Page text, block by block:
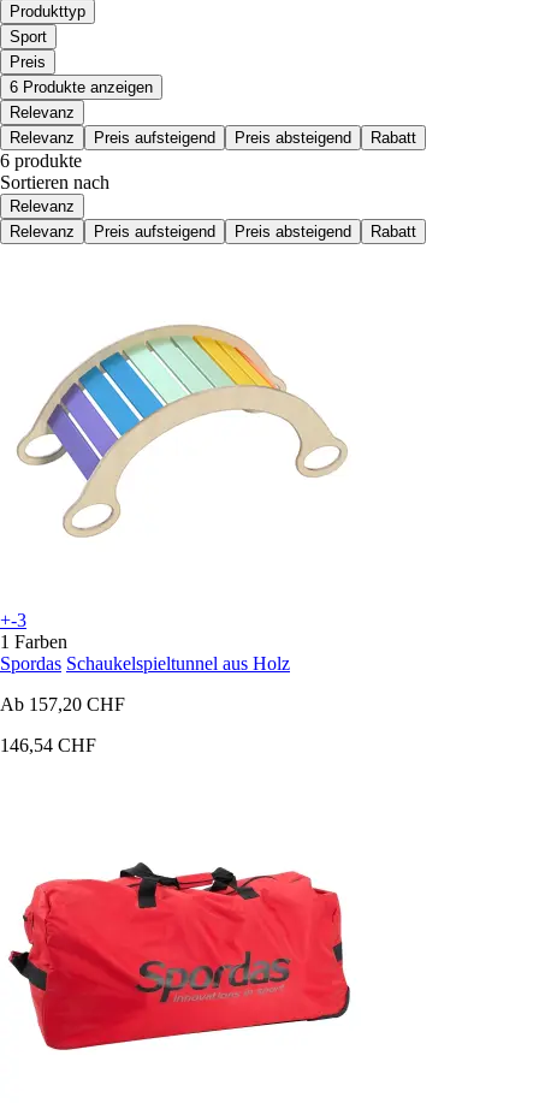
Produkttyp
Sport
Preis
6 Produkte anzeigen
Relevanz
Relevanz
Preis aufsteigend Preis absteigend Rabatt
6 produkte
Sortieren nach
Relevanz
Relevanz
Preis aufsteigend Preis absteigend Rabatt
+-3
1 Farben
Spordas Schaukelspieltunnel aus Holz
Ab 157,20 CHF
146,54 CHF